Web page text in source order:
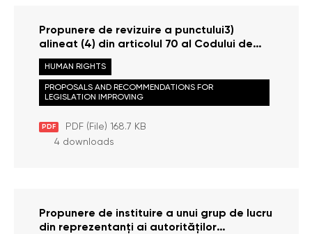
Propunere de revizuire a punctului3)
alineat (4) din articolul 70 al Codului de
procedură penală
PDF PDF (File) 168.7 KB
HUMAN RIGHTS
PROPOSALS AND RECOMMENDATIONS FOR
LEGISLATION IMPROVING
4 downloads
Propunere de instituire a unui grup de lucru
din reprezentanţi ai autorităţilor